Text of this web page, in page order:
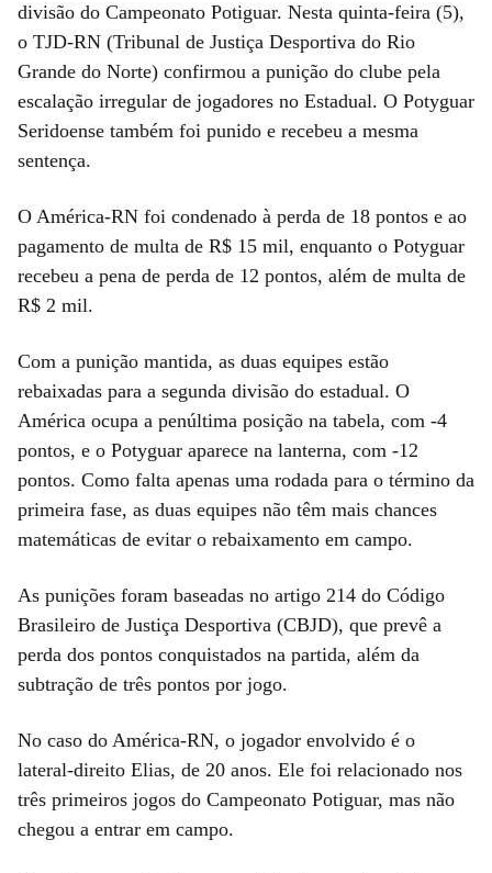
divisão do Campeonato Potiguar. Nesta quinta-feira (5),
o TJD-RN (Tribunal de Justiça Desportiva do Rio
Grande do Norte) confirmou a punição do clube pela
escalação irregular de jogadores no Estadual. O Potyguar
Seridoense também foi punido e recebeu a mesma
sentença.
O América-RN foi condenado à perda de 18 pontos e ao
pagamento de multa de R$ 15 mil, enquanto o Potyguar
recebeu a pena de perda de 12 pontos, além de multa de
R$ 2 mil.
Com a punição mantida, as duas equipes estão
rebaixadas para a segunda divisão do estadual. O
América ocupa a penúltima posição na tabela, com -4
pontos, e o Potyguar aparece na lanterna, com -12
pontos. Como falta apenas uma rodada para o término da
primeira fase, as duas equipes não têm mais chances
matemáticas de evitar o rebaixamento em campo.
As punições foram baseadas no artigo 214 do Código
Brasileiro de Justiça Desportiva (CBJD), que prevê a
perda dos pontos conquistados na partida, além da
subtração de três pontos por jogo.
No caso do América-RN, o jogador envolvido é o
lateral-direito Elias, de 20 anos. Ele foi relacionado nos
três primeiros jogos do Campeonato Potiguar, mas não
chegou a entrar em campo.